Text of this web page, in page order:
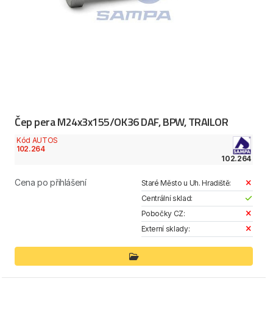
Čep pera M24x3x155/OK36 DAF, BPW, TRAILOR
Kód AUTOS
102.264
102.264
Cena po přihlášení
Staré Město u Uh. Hradiště:
Centrální sklad:
Pobočky CZ:
Externí sklady: